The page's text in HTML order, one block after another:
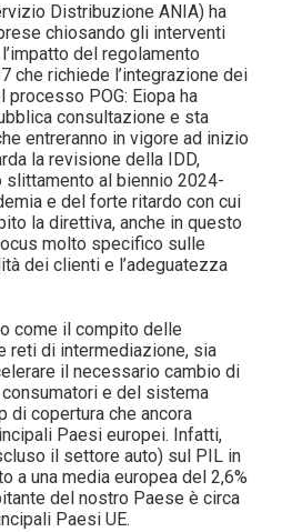
Distribuzione ANIA) ha
chiosando gli interventi
del regolamento
che richiede l’integrazione dei
POG: Eiopa ha
consultazione e sta
entreranno in vigore ad inizio
la revisione della IDD,
al biennio 2024-
e del forte ritardo con cui
la direttiva, anche in questo
molto specifico sulle
dei clienti e l’adeguatezza
come il compito delle
reti di intermediazione, sia
il necessario cambio di
e del sistema
di copertura che ancora
Paesi europei. Infatti,
il settore auto) sul PIL in
a una media europea del 2,6%
del nostro Paese è circa
Paesi UE.